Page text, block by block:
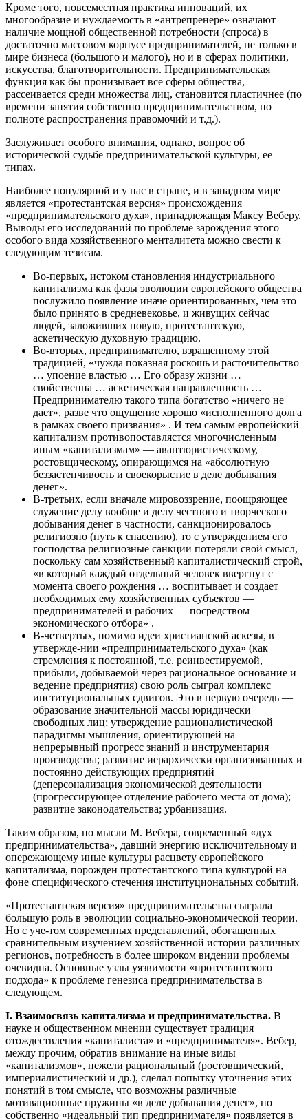
Кроме того, повсеместная практика инноваций, их
многообразие и нуждаемость в «антрепренере» означают
наличие мощной общественной потребности (спроса) в
достаточно массовом корпусе предпринимателей, не только в
мире бизнеса (большого и малого), но и в сферах политики,
искусства, благотворительности. Предпринимательская
функция как бы пронизывает все сферы общества,
рассеивается среди множества лиц, становится пластичнее (по
времени занятия собственно предпринимательством, по
полноте распространения правомочий и т.д.).
Заслуживает особого внимания, однако, вопрос об
исторической судьбе предпринимательской культуры, ее
типах.
Наиболее популярной и у нас в стране, и в западном мире
является «протестантская версия» происхождения
«предпринимательского духа», принадлежащая Максу Веберу.
Выводы его исследований по проблеме зарождения этого
особого вида хозяйственного менталитета можно свести к
следующим тезисам.
Во-первых, истоком становления индустриального
капитализма как фазы эволюции европейского общества
послужило появление иначе ориентированных, чем это
было принято в средневековье, и живущих сейчас
людей, заложивших новую, протестантскую,
аскетическую духовную традицию.
Во-вторых, предпринимателю, взращенному этой
традицией, «чужда показная роскошь и расточительство
… упоение властью … Его образу жизни …
свойственна … аскетическая направленность …
Предпринимателю такого типа богатство «ничего не
дает», разве что ощущение хорошо «исполненного долга
в рамках своего призвания» . И тем самым европейский
капитализм противопоставлястся многочисленным
иным «капитализмам» — авантюристическому,
ростовщическому, опирающимся на «абсолютную
беззастенчивость и своекорыстие в деле добывания
денег».
В-третьих, если вначале мировоззрение, поощряющее
служение делу вообще и делу честного и творческого
добывания денег в частности, санкционировалось
религиозно (путь к спасению), то с утверждением его
господства религиозные санкции потеряли свой смысл,
поскольку сам хозяйственный капиталистический строй,
«в который каждый отдельный человек ввергнут с
момента своего рождения … воспитывает и создает
необходимых ему хозяйственных субъектов —
предпринимателей и рабочих — посредством
экономического отбора» .
В-четвертых, помимо идеи христианской аскезы, в
утвержде-нии «предпринимательского духа» (как
стремления к постоянной, т.е. реинвестируемой,
прибыли, добываемой через рациональное основание и
ведение предприятия) свою роль сыграл комплекс
институциональных сдвигов. Это в первую очередь —
образование значительной массы юридически
свободных лиц; утверждение рационалистической
парадигмы мышления, ориентирующей на
непрерывный прогресс знаний и инструментария
производства; развитие иерархически организованных и
постоянно действующих предприятий
(деперсонализация экономической деятельности
(прогрессирующее отделение рабочего места от дома);
развитие законодательства; урбанизация.
Таким образом, по мысли М. Вебера, современный «дух
предпринимательства», давший энергию исключительному и
опережающему иные культуры расцвету европейского
капитализма, порожден протестантского типа культурой на
фоне специфического стечения институциональных событий.
«Протестантская версия» предпринимательства сыграла
большую роль в эволюции социально-экономической теории.
Но с уче-том современных представлений, обогащенных
сравнительным изучением хозяйственной истории различных
регионов, потребность в более широком видении проблемы
очевидна. Основные узлы уязвимости «протестантского
подхода» к проблеме генезиса предпринимательства в
следующем.
I. Взаимосвязь капитализма и предпринимательства. В
науке и общественном мнении существует традиция
отождествления «капиталиста» и «предпринимателя». Вебер,
между прочим, обратив внимание на иные виды
«капитализмов», нежели рациональный (ростовщический,
империалистический и др.), сделал попытку уточнения этих
понятий в том смысле, что возможны различные
мотивационные пружины «в деле добывания денег», но
собственно «идеальный тип предпринимателя» появляется в